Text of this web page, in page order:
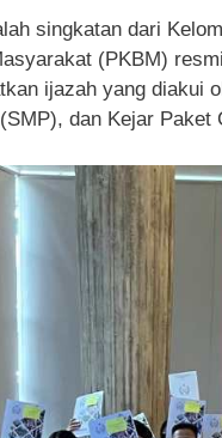
singkatan dari
(PKBM)
ijazah yang diakui
dan Kejar Paket